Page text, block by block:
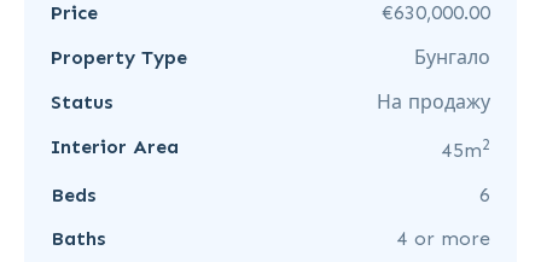
Price
€630,000.00
Property Type
Бунгало
Status
На продажу
Interior Area
45m2
Beds
6
Baths
4 or more